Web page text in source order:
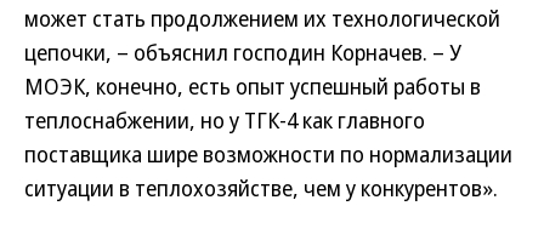
может стать продолжением их технологической
цепочки, – объяснил господин Корначев. – У
МОЭК, конечно, есть опыт успешный работы в
теплоснабжении, но у ТГК-4 как главного
поставщика шире возможности по нормализации
ситуации в теплохозяйстве, чем у конкурентов».